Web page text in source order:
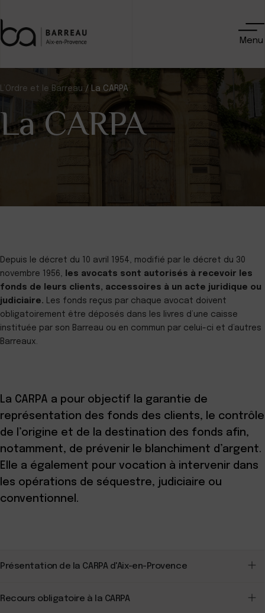
to
content
Menu
L’Ordre et le Barreau / La CARPA
La CARPA
Depuis le décret du 10 avril 1954, modifié par le décret du 30
novembre 1956,
les avocats sont autorisés à recevoir les
fonds de leurs clients, accessoires à un acte juridique ou
judiciaire. Les fonds reçus par chaque avocat doivent
obligatoirement être déposés dans les livres d’une caisse
instituée par son Barreau ou en commun par celui-ci et d’autres
Barreaux.
La CARPA a pour objectif la garantie de
représentation des fonds des clients, le contrôle
de l’origine et de la destination des fonds afin,
notamment, de prévenir le blanchiment d’argent.
Elle a également pour vocation à intervenir dans
les opérations de séquestre, judiciaire ou
conventionnel.
Présentation de la CARPA d'Aix-en-Provence
Recours obligatoire à la CARPA